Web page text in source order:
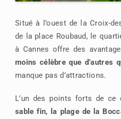
Situé à l’ouest de la Croix-
de la place Roubaud, le
à Cannes offre des
moins célèbre que d’autres
manque pas d’attractions.
L’un des points forts de
sable fin, la plage de la